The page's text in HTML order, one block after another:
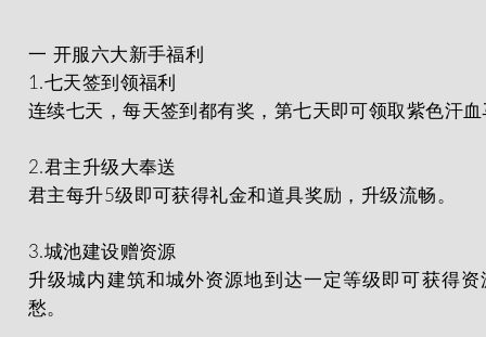
一 开服六大新手福利
1.七天签到领福利
连续七天，每天签到都有奖，第七天即可领取紫色汗血
2.君主升级大奉送
君主每升5级即可获得礼金和道具奖励，升级流畅。
3.城池建设赠资源
升级城内建筑和城外资源地到达一定等级即可获得
愁。